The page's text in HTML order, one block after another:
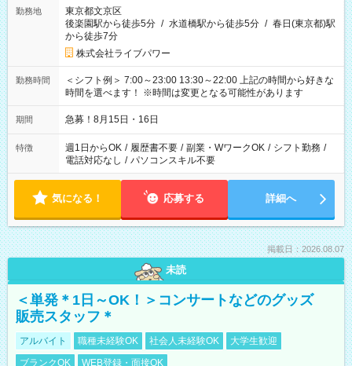
勤務地
東京都文京区
後楽園駅から徒歩5分 / 水道橋駅から徒歩5分 / 春日(東京都)駅
から徒歩7分
株式会社ライブパワー
勤務時間
＜シフト例＞ 7:00～23:00 13:30～22:00 上記の時間から好きな
時間を選べます！ ※時間は変更となる可能性があります
期間 急募！8月15日・16日
特徴 週1日からOK / 履歴書不要 / 副業・WワークOK / シフト勤務 /
電話対応なし / パソコンスキル不要
気になる！ 応募する 詳細へ
掲載日：2026.08.07
未読
＜単発＊1日～OK！＞コンサートなどのグッズ
販売スタッフ＊
アルバイト 職種未経験OK 社会人未経験OK
大学生歓迎
ブランクOK
WEB登録・面接OK